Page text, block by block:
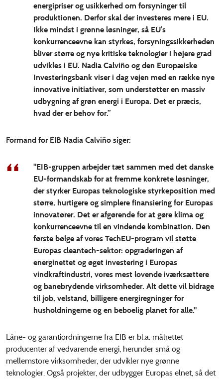
energipriser og usikkerhed om forsyninger til
produktionen. Derfor skal der investeres mere i EU.
Ikke mindst i grønne løsninger, så EU’s
konkurrenceevne kan styrkes, forsyningssikkerheden
bliver større og nye kritiske teknologier i højere grad
udvikles i EU. Nadia Calviño og den Europæiske
Investeringsbank viser i dag vejen med en række nye
innovative initiativer, som understøtter en massiv
udbygning af grøn energi i Europa. Det er præcis,
hvad der er behov for.”
Formand for EIB Nadia Calviño siger:
"EIB-gruppen arbejder tæt sammen med det danske
EU-formandskab for at fremme konkrete løsninger,
der styrker Europas teknologiske styrkeposition med
større, hurtigere og simplere finansiering for Europas
innovatører. Det er afgørende for at gøre klima og
konkurrenceevne til en vindende kombination. Den
første bølge af vores TechEU-program vil støtte
Europas cleantech-sektor: opgraderingen af
energinettet og øget investering i Europas
vindkraftindustri, vores mest lovende iværksættere
og banebrydende virksomheder. Alt dette vil bidrage
til job, velstand, billigere energiregninger for
husholdningerne og en beboelig planet for alle."
Låne- og garantiordningerne fra EIB er bl.a. målrettet
producenter af vedvarende energi, herunder små og
mellemstore virksomheder, der udvikler nye grønne
teknologier. Også projekter, der udbygger Europas elnet, så det